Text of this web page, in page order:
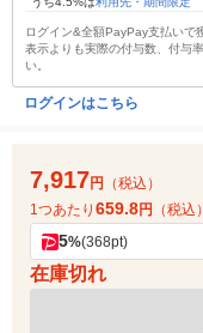
ログイン&全額PayPay支払いで
表示よりも実際の付与数、付与
い。
ログインはこちら
7,917円
（税込）
1つあたり 659.8円 （税込）
5%(368pt)
在庫切れ